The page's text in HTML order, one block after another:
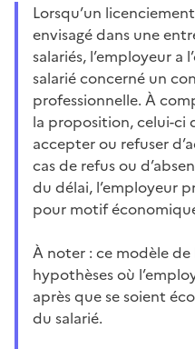
Lorsqu’un
envisagé dans une
salariés, l’employeur a
salarié concerné un
professionnelle. À
la proposition, celui-ci
accepter ou refuser
cas de refus ou
du délai, l’employeur
pour motif
À noter : ce modèle
hypothèses où
après que se soient
du salarié.